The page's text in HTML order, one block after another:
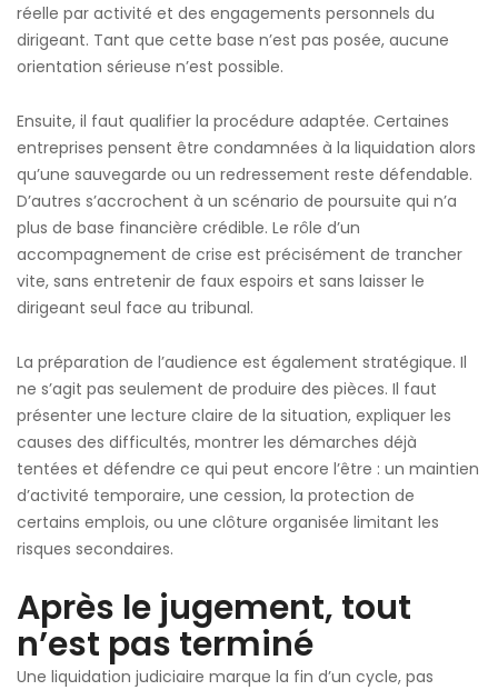
réelle par activité et des engagements personnels du
dirigeant. Tant que cette base n’est pas posée, aucune
orientation sérieuse n’est possible.
Ensuite, il faut qualifier la procédure adaptée. Certaines
entreprises pensent être condamnées à la liquidation alors
qu’une sauvegarde ou un redressement reste défendable.
D’autres s’accrochent à un scénario de poursuite qui n’a
plus de base financière crédible. Le rôle d’un
accompagnement de crise est précisément de trancher
vite, sans entretenir de faux espoirs et sans laisser le
dirigeant seul face au tribunal.
La préparation de l’audience est également stratégique. Il
ne s’agit pas seulement de produire des pièces. Il faut
présenter une lecture claire de la situation, expliquer les
causes des difficultés, montrer les démarches déjà
tentées et défendre ce qui peut encore l’être : un maintien
d’activité temporaire, une cession, la protection de
certains emplois, ou une clôture organisée limitant les
risques secondaires.
Après le jugement, tout
n’est pas terminé
Une liquidation judiciaire marque la fin d’un cycle, pas